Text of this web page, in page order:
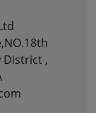
District ,